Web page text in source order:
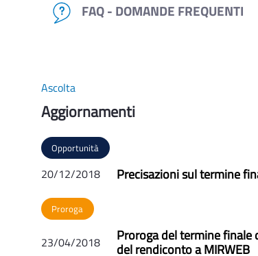
FAQ - DOMANDE FREQUENTI
Ascolta
Aggiornamenti
Opportunità
20/12/2018 Precisazioni sul termine
Proroga
23/04/2018 Proroga del termine finale
del rendiconto a MIRWEB